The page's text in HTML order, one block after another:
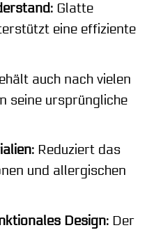
Glatte
eine effiziente
auch nach vielen
seine ursprüngliche
Reduziert das
und allergischen
Design:Der